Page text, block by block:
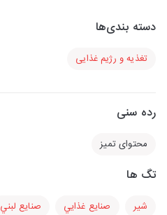
دسته بندی‌ها
تغذیه و رژیم غذایی
رده سنی
محتوای تمیز
تگ ها
شير صنايع غذايي صنايع لبني